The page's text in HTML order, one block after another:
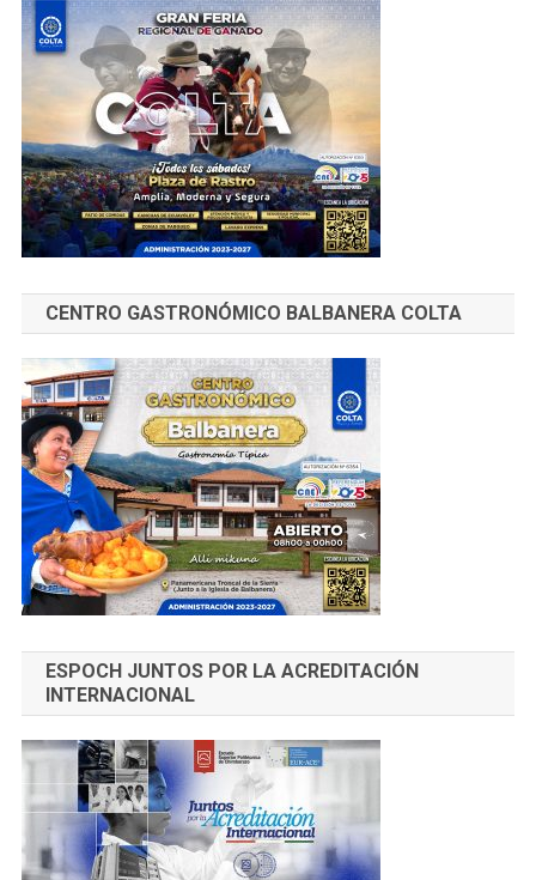
CENTRO GASTRONÓMICO BALBANERA COLTA
ESPOCH JUNTOS POR LA ACREDITACIÓN
INTERNACIONAL